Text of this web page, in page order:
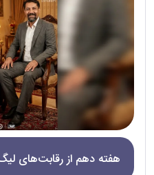
هفته دهم از رقابت‌های